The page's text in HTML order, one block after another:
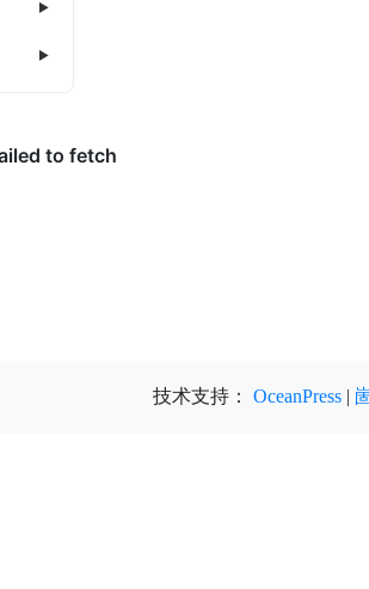
技术支持： OceanPress |